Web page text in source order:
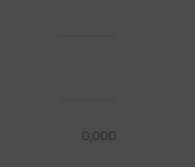
0,000